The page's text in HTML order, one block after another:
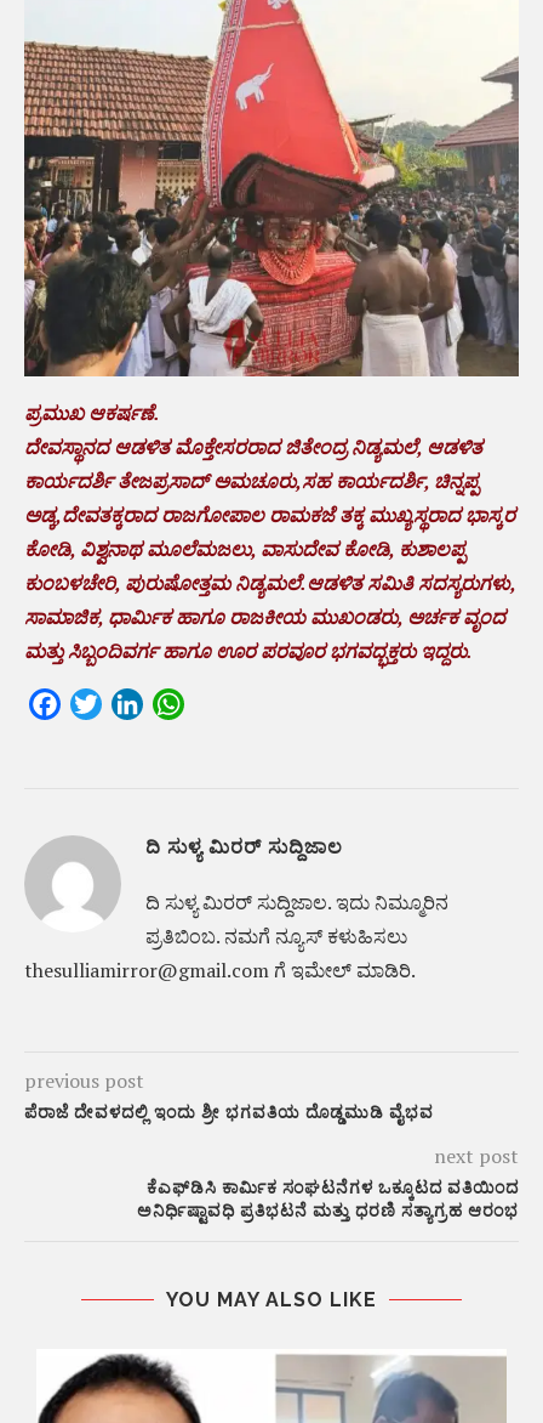
ಪ್ರಮುಖ ಆಕರ್ಷಣೆ.
ದೇವಸ್ಥಾನದ ಆಡಳಿತ ಮೊಕ್ತೇಸರರಾದ ಜಿತೇಂದ್ರ ನಿಡ್ಯಮಲೆ, ಆಡಳಿತ
ಕಾರ್ಯದರ್ಶಿ ತೇಜಪ್ರಸಾದ್ ಅಮಚೂರು,ಸಹ ಕಾರ್ಯದರ್ಶಿ, ಚಿನ್ನಪ್ಪ
ಅಡ್ಕ,ದೇವತಕ್ಕರಾದ ರಾಜಗೋಪಾಲ ರಾಮಕಜೆ ತಕ್ಕ ಮುಖ್ಯಸ್ಥರಾದ ಭಾಸ್ಕರ
ಕೋಡಿ, ವಿಶ್ವನಾಥ ಮೂಲೆಮಜಲು, ವಾಸುದೇವ ಕೋಡಿ, ಕುಶಾಲಪ್ಪ
ಕುಂಬಳಚೇರಿ, ಪುರುಷೋತ್ತಮ ನಿಡ್ಯಮಲೆ.ಆಡಳಿತ ಸಮಿತಿ ಸದಸ್ಯರುಗಳು,
ಸಾಮಾಜಿಕ, ಧಾರ್ಮಿಕ ಹಾಗೂ ರಾಜಕೀಯ ಮುಖಂಡರು, ಅರ್ಚಕ ವೃಂದ
ಮತ್ತು ಸಿಬ್ಬಂದಿವರ್ಗ ಹಾಗೂ ಊರ ಪರವೂರ ಭಗವದ್ಭಕ್ತರು ಇದ್ದರು.
FacebookTwitterLinkedIn
ದಿ ಸುಳ್ಯ ಮಿರರ್ ಸುದ್ದಿಜಾಲ
ದಿ ಸುಳ್ಯ ಮಿರರ್‌ ಸುದ್ದಿಜಾಲ. ಇದು ನಿಮ್ಮೂರಿನ
ಪ್ರತಿಬಿಂಬ. ನಮಗೆ ನ್ಯೂಸ್‌ ಕಳುಹಿಸಲು
thesulliamirror@gmail.com ಗೆ ಇಮೇಲ್ ಮಾಡಿರಿ.
previous post
ಪೆರಾಜೆ ದೇವಳದಲ್ಲಿ ಇಂದು ಶ್ರೀ ಭಗವತಿಯ ದೊಡ್ಡಮುಡಿ ವೈಭವ
next post
ಕೆಎಫ್‌ಡಿಸಿ ಕಾರ್ಮಿಕ ಸಂಘಟನೆಗಳ ಒಕ್ಕೂಟದ ವತಿಯಿಂದ
ಅನಿರ್ಧಿಷ್ಟಾವಧಿ ಪ್ರತಿಭಟನೆ ಮತ್ತು ಧರಣಿ ಸತ್ಯಾಗ್ರಹ ಆರಂಭ
YOU MAY ALSO LIKE